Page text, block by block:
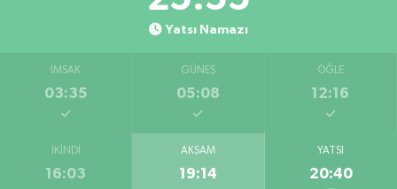
Yatsı Namazı
İMSAK
03:35
GÜNEŞ
05:08
ÖĞLE
12:16
İKINDI
16:03
AKŞAM
19:14
YATSI
20:40